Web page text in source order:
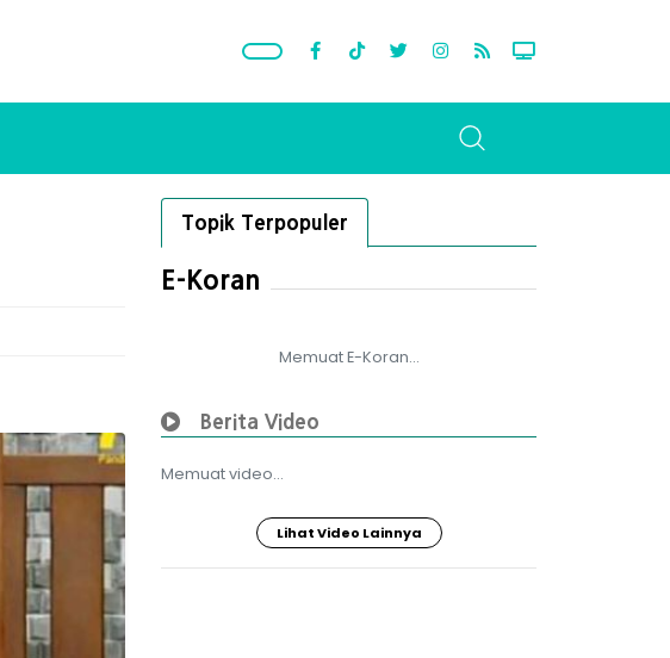
Topik Terpopuler
E-Koran
Memuat E-Koran...
Berita Video
Memuat video...
Lihat Video Lainnya